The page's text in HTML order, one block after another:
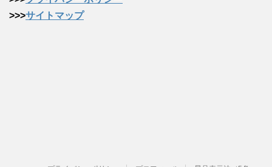
>>>サイトマップ